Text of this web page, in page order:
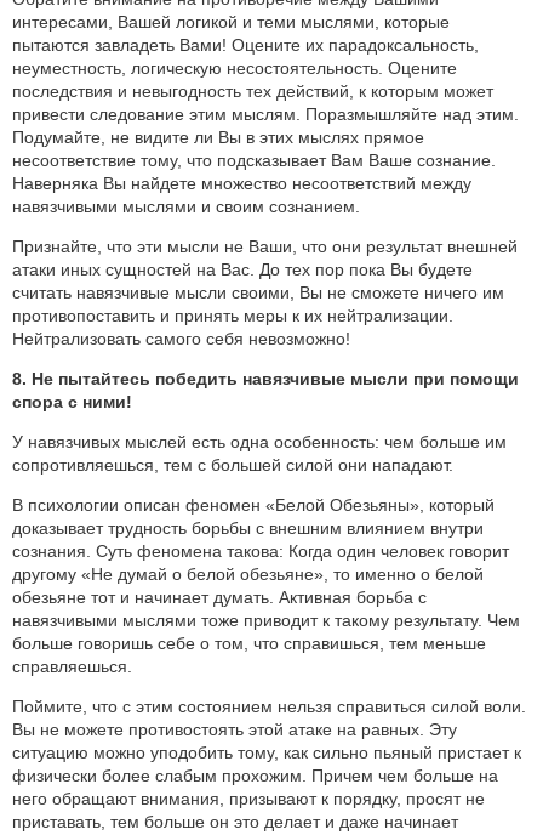
интересами, Вашей логикой и теми мыслями, которые
пытаются завладеть Вами! Оцените их парадоксальность,
неуместность, логическую несостоятельность. Оцените
последствия и невыгодность тех действий, к которым может
привести следование этим мыслям. Поразмышляйте над этим.
Подумайте, не видите ли Вы в этих мыслях прямое
несоответствие тому, что подсказывает Вам Ваше сознание.
Наверняка Вы найдете множество несоответствий между
навязчивыми мыслями и своим сознанием.
Признайте, что эти мысли не Ваши, что они результат внешней
атаки иных сущностей на Вас. До тех пор пока Вы будете
считать навязчивые мысли своими, Вы не сможете ничего им
противопоставить и принять меры к их нейтрализации.
Нейтрализовать самого себя невозможно!
8. Не пытайтесь победить навязчивые мысли при помощи
спора с ними!
У навязчивых мыслей есть одна особенность: чем больше им
сопротивляешься, тем с большей силой они нападают.
В психологии описан феномен «Белой Обезьяны», который
доказывает трудность борьбы с внешним влиянием внутри
сознания. Суть феномена такова: Когда один человек говорит
другому «Не думай о белой обезьяне», то именно о белой
обезьяне тот и начинает думать. Активная борьба с
навязчивыми мыслями тоже приводит к такому результату. Чем
больше говоришь себе о том, что справишься, тем меньше
справляешься.
Поймите, что с этим состоянием нельзя справиться силой воли.
Вы не можете противостоять этой атаке на равных. Эту
ситуацию можно уподобить тому, как сильно пьяный пристает к
физически более слабым прохожим. Причем чем больше на
него обращают внимания, призывают к порядку, просят не
приставать, тем больше он это делает и даже начинает